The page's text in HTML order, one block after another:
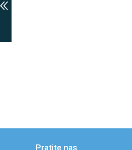
Pratite nas